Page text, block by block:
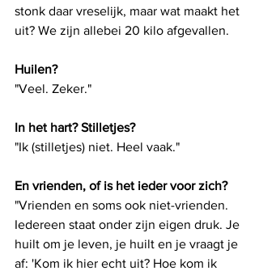
stonk daar vreselijk, maar wat maakt het
uit? We zijn allebei 20 kilo afgevallen.
Huilen?
"Veel. Zeker."
In het hart? Stilletjes?
"Ik (stilletjes) niet. Heel vaak."
En vrienden, of is het ieder voor zich?
"Vrienden en soms ook niet-vrienden.
Iedereen staat onder zijn eigen druk. Je
huilt om je leven, je huilt en je vraagt ​​je
af: 'Kom ik hier echt uit? Hoe kom ik